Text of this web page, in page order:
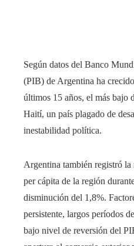
Según datos del Banco
(PIB) de Argentina ha
últimos 15 años, el más bajo
Haití, un país plagado de
inestabilidad política.
Argentina también registró
per cápita de la región
disminución del 1,8%.
persistente, largos períodos
bajo nivel de reversión del